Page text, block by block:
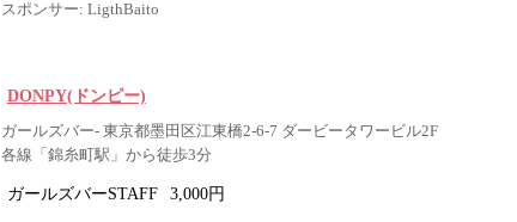
スポンサー: LigthBaito
DONPY(ドンピー)
ガールズバー- 東京都墨田区江東橋2-6-7 ダービータワービル2F
各線「錦糸町駅」から徒歩3分
ガールズバーSTAFF 3,000円